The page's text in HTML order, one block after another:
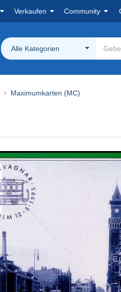
Verkaufen Community
Alle Kategorien
Maximumkarten (MC)